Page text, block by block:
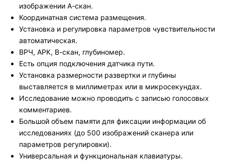
изображении А-скан.
Координатная система размещения.
Установка и регулировка параметров чувствительности
автоматическая.
ВРЧ, АРК, В-скан, глубиномер.
Есть опция подключения датчика пути.
Установка размерности развертки и глубины
выставляется в миллиметрах или в микросекундах.
Исследование можно проводить с записью голосовых
комментариев.
Большой объем памяти для фиксации информации об
исследованиях (до 500 изображений сканера или
параметров регулировки).
Универсальная и функциональная клавиатуры.